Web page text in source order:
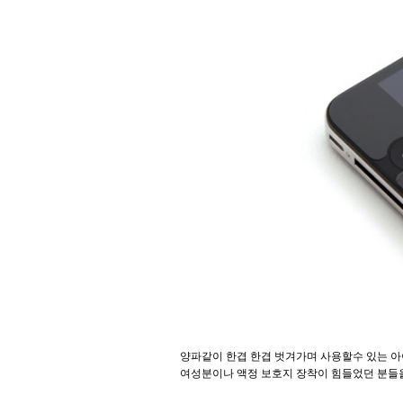
양파같이 한겹 한겹 벗겨가며 사용할수 있는
여성분이나 액정 보호지 장착이 힘들었던 분